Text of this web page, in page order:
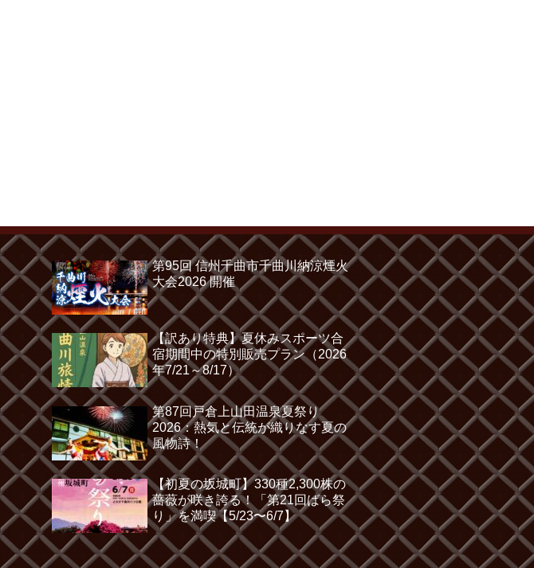
第95回 信州千曲市千曲川納涼煙火
大会2026 開催
【訳あり特典】夏休みスポーツ合
宿期間中の特別販売プラン（2026
年7/21～8/17）
第87回戸倉上山田温泉夏祭り
2026：熱気と伝統が織りなす夏の
風物詩！
【初夏の坂城町】330種2,300株の
薔薇が咲き誇る！「第21回ばら祭
り」を満喫【5/23〜6/7】